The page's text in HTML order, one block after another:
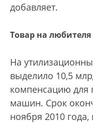
добавляет.
Товар на любителя
На
выделило 10,5
компенсацию для
машин. Срок
ноября 2010